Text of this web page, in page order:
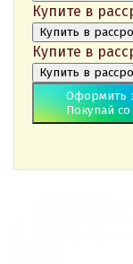
Купите в
Купить в
Купите в
Купить в
Оформить
Покупай